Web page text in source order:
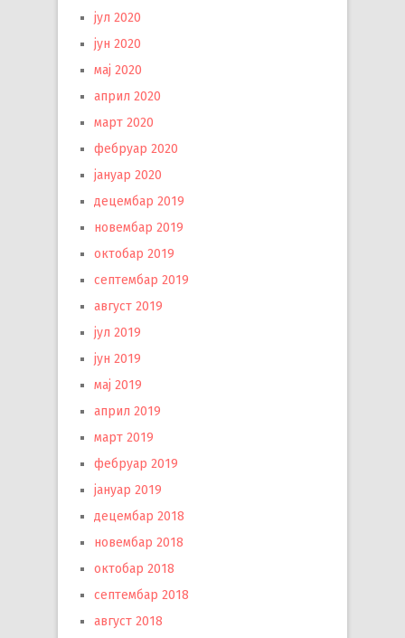
јул 2020
јун 2020
мај 2020
април 2020
март 2020
фебруар 2020
јануар 2020
децембар 2019
новембар 2019
октобар 2019
септембар 2019
август 2019
јул 2019
јун 2019
мај 2019
април 2019
март 2019
фебруар 2019
јануар 2019
децембар 2018
новембар 2018
октобар 2018
септембар 2018
август 2018